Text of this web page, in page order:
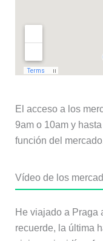
El acceso a los
9am o 10am y
función del
Vídeo de los
He viajado a Praga
recuerde, la última